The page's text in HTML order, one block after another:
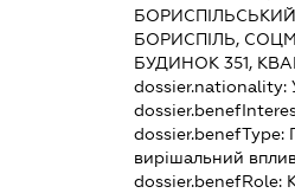
БОРИСПІЛЬ,
БУДИНОК 351,
dossier.nationality:
dossier.benefType:
вирішальний
dossier.benefRole: